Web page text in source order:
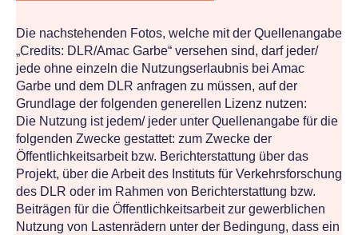
Die nachstehenden Fotos, welche mit der Quellenangabe
„Credits: DLR/Amac Garbe“ versehen sind, darf jeder/
jede ohne einzeln die Nutzungserlaubnis bei Amac
Garbe und dem DLR anfragen zu müssen, auf der
Grundlage der folgenden generellen Lizenz nutzen:
Die Nutzung ist jedem/ jeder unter Quellenangabe für die
folgenden Zwecke gestattet: zum Zwecke der
Öffentlichkeitsarbeit bzw. Berichterstattung über das
Projekt, über die Arbeit des Instituts für Verkehrsforschung
des DLR oder im Rahmen von Berichterstattung bzw.
Beiträgen für die Öffentlichkeitsarbeit zur gewerblichen
Nutzung von Lastenrädern unter der Bedingung, dass ein